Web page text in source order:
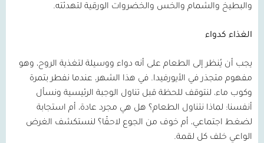
والبطيخ والشمام والخس والخضروات الورقية لتهدئته.
الغذاء كدواء
يجب أن يُنظر إلى الطعام على أنه دواء ووسيلة لتغذية الروح، وهو
مفهوم متجذر في الأيورفيدا. في هذا الشهر، عندما نفطر بتمرة
وكوب ماء، لنتوقف للحظة قبل تناول الوجبة الرئيسية ونسأل
أنفسنا: لماذا نتناول الطعام؟ هل هي مجرد عادة، أم استجابة
لضغط اجتماعي، أم خوف من الجوع لاحقًا؟ لنستكشف الغرض
الواعي خلف كل لقمة.